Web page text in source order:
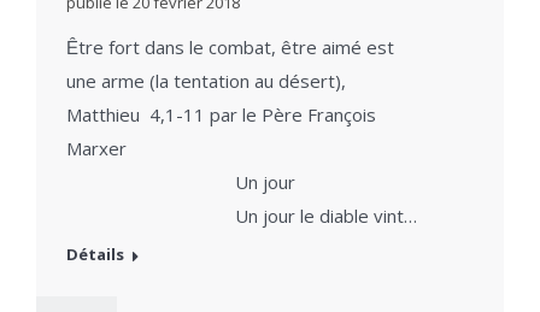
Ȇtre fort dans le combat, être aimé est
une arme (la tentation au désert),
Matthieu 4,1-11 par le Père François
Marxer
Un jour
Un jour le diable vint…
Détails